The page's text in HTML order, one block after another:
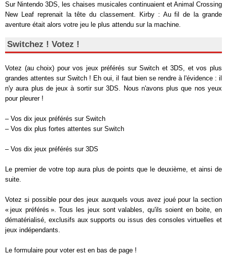
Sur Nintendo 3DS, les chaises musicales continuaient et Animal Crossing
New Leaf reprenait la tête du classement. Kirby : Au fil de la grande
aventure était alors votre jeu le plus attendu sur la machine.
Switchez ! Votez !
Votez (au choix) pour vos jeux préférés sur Switch et 3DS, et vos plus
grandes attentes sur Switch ! Eh oui, il faut bien se rendre à l'évidence : il
n'y aura plus de jeux à sortir sur 3DS. Nous n'avons plus que nos yeux
pour pleurer !
– Vos dix jeux préférés sur Switch
– Vos dix plus fortes attentes sur Switch
– Vos dix jeux préférés sur 3DS
Le premier de votre top aura plus de points que le deuxième, et ainsi de
suite.
Votez si possible pour des jeux auxquels vous avez joué pour la section
« jeux préférés ». Tous les jeux sont valables, qu'ils soient en boite, en
dématérialisé, exclusifs aux supports ou issus des consoles virtuelles et
jeux indépendants.
Le formulaire pour voter est en bas de page !